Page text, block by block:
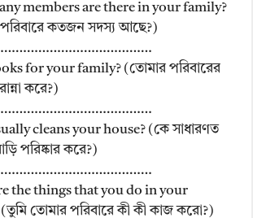
members are there in your family?
কতজন সদস্য আছে?)
for your family? (তোমার পরিবারের
করে?)
cleans your house? (কে সাধারণত
পরিষ্কার করে?)
the things that you do in your
তোমার পরিবারে কী কী কাজ করো?)